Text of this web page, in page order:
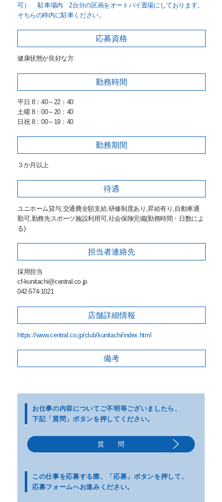
可） 駐車場内 2台分の区画をオートバイ置場にしております。
そちらの枠内に駐車ください。
応募資格
健康状態が良好な方
勤務時間
平日 8：40～22：40
土曜 8：00～20：40
日祝 8：00～19：40
勤務期間
３か月以上
待遇
ユニホーム貸与,交通費全額支給,研修制度あり,昇給有り,自動車通
勤可,勤務先スポーツ施設利用可,社会保険完備(勤務時間・日数によ
る)
担当者連絡先
採用担当
cf-kunitachi@central.co.jp
042-574-1021
店舗詳細情報
https://www.central.co.jp/club/kunitachi/index.html
備考
お仕事の内容についてご不明等ございましたら、
下記「質問」ボタンを押してください。
この仕事を応募する際、
「応募」ボタンを押して、
応募フォームへお進みください。
質 問